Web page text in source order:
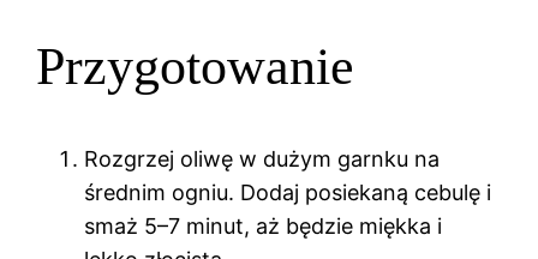
Przygotowanie
Rozgrzej oliwę w dużym garnku na
średnim ogniu. Dodaj posiekaną cebulę i
smaż 5–7 minut, aż będzie miękka i